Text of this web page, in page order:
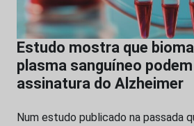
Estudo mostra que
plasma sanguíneo
assinatura do Alzheimer
Num estudo publicado na passada